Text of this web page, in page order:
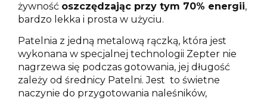
żywność oszczędzając przy tym 70% energii,
bardzo lekka i prosta w użyciu.
Patelnia z jedną metalową rączką, która jest
wykonana w specjalnej technologii Zepter nie
nagrzewa się podczas gotowania, jej długość
zależy od średnicy Patelni. Jest to świetne
naczynie do przygotowania naleśników,